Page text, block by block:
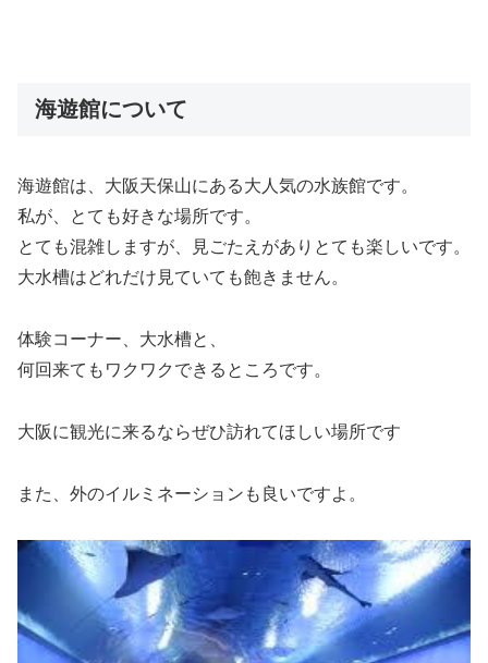
海遊館について
海遊館は、大阪天保山にある大人気の水族館です。
私が、とても好きな場所です。
とても混雑しますが、見ごたえがありとても楽しいです。
大水槽はどれだけ見ていても飽きません。
体験コーナー、大水槽と、
何回来てもワクワクできるところです。
大阪に観光に来るならぜひ訪れてほしい場所です
また、外のイルミネーションも良いですよ。